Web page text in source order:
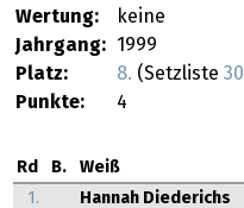
Wertung:
keine
Jahrgang:
1999
Platz:
8. (Setzliste 30
Punkte:
4
Rd B. Weiß
1.
Hannah Diederichs